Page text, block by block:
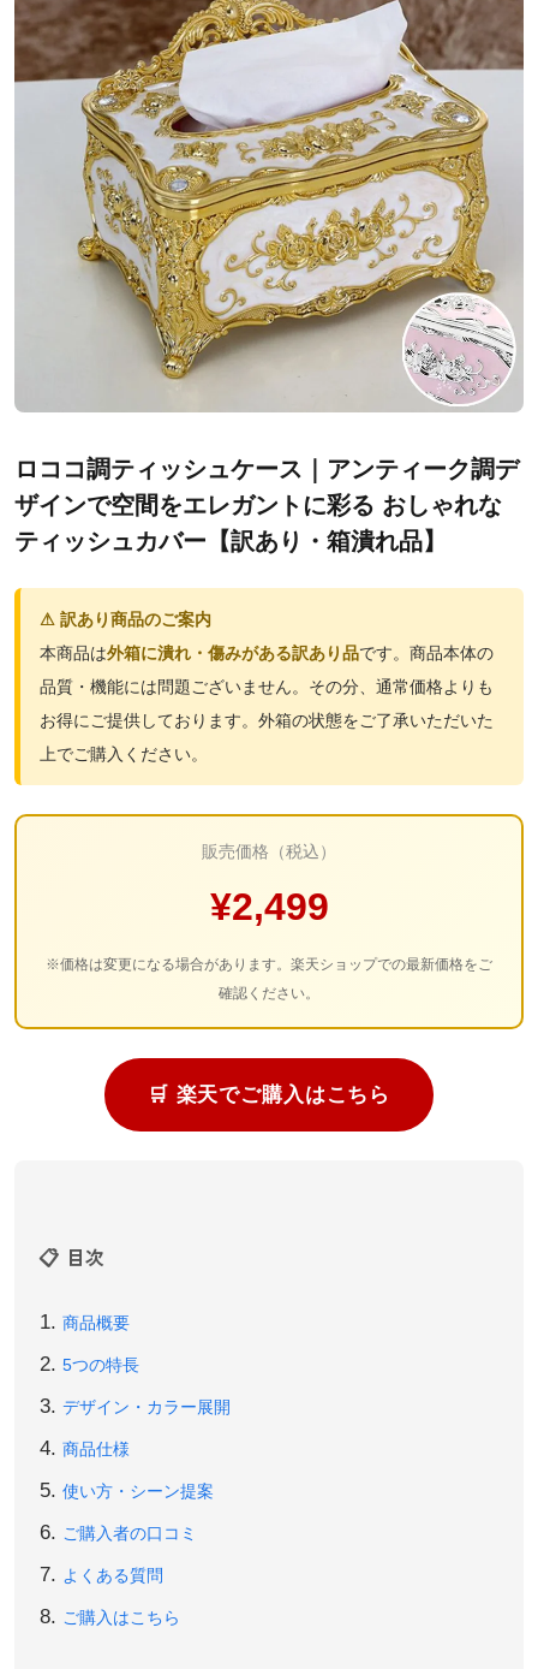
ロココ調ティッシュケース｜アンティーク調デ
ザインで空間をエレガントに彩る おしゃれな
ティッシュカバー【訳あり・箱潰れ品】
⚠ 訳あり商品のご案内
本商品は外箱に潰れ・傷みがある訳あり品です。商品本体の
品質・機能には問題ございません。その分、通常価格よりも
お得にご提供しております。外箱の状態をご了承いただいた
上でご購入ください。
販売価格（税込）
¥2,499
※価格は変更になる場合があります。楽天ショップでの最新価格をご
確認ください。
🛒 楽天でご購入はこちら
📋 目次
商品概要
5つの特長
デザイン・カラー展開
商品仕様
使い方・シーン提案
ご購入者の口コミ
よくある質問
ご購入はこちら